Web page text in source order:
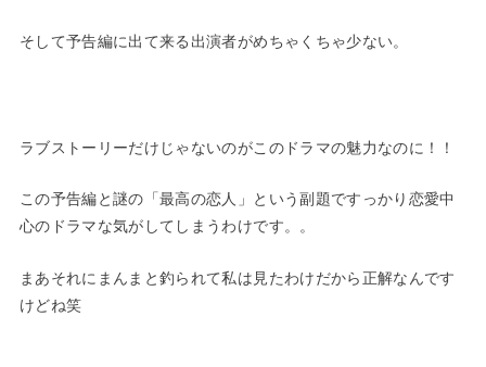
そして予告編に出て来る出演者がめちゃくちゃ少ない。
ラブストーリーだけじゃないのがこのドラマの魅力なのに！！
この予告編と謎の「最高の恋人」という副題ですっかり恋愛中
心のドラマな気がしてしまうわけです。。
まあそれにまんまと釣られて私は見たわけだから正解なんです
けどね笑